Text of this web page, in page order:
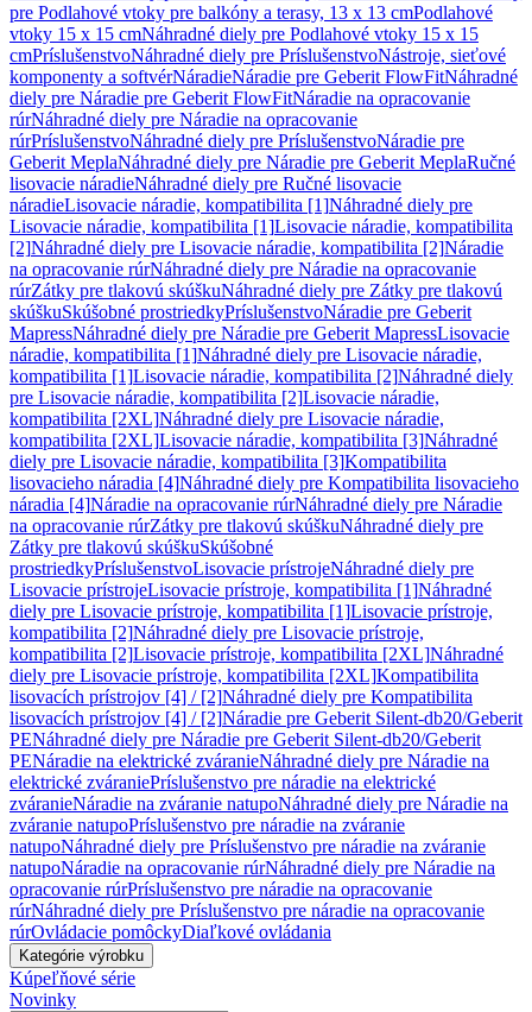
pre Podlahové vtoky pre balkóny a terasy, 13 x 13 cmPodlahové
vtoky 15 x 15 cmNáhradné diely pre Podlahové vtoky 15 x 15
cmPríslušenstvoNáhradné diely pre PríslušenstvoNástroje, sieťové
komponenty a softvérNáradieNáradie pre Geberit FlowFitNáhradné
diely pre Náradie pre Geberit FlowFitNáradie na opracovanie
rúrNáhradné diely pre Náradie na opracovanie
rúrPríslušenstvoNáhradné diely pre PríslušenstvoNáradie pre
Geberit MeplaNáhradné diely pre Náradie pre Geberit MeplaRučné
lisovacie náradieNáhradné diely pre Ručné lisovacie
náradieLisovacie náradie, kompatibilita [1]Náhradné diely pre
Lisovacie náradie, kompatibilita [1]Lisovacie náradie, kompatibilita
[2]Náhradné diely pre Lisovacie náradie, kompatibilita [2]Náradie
na opracovanie rúrNáhradné diely pre Náradie na opracovanie
rúrZátky pre tlakovú skúškuNáhradné diely pre Zátky pre tlakovú
skúškuSkúšobné prostriedkyPríslušenstvoNáradie pre Geberit
MapressNáhradné diely pre Náradie pre Geberit MapressLisovacie
náradie, kompatibilita [1]Náhradné diely pre Lisovacie náradie,
kompatibilita [1]Lisovacie náradie, kompatibilita [2]Náhradné diely
pre Lisovacie náradie, kompatibilita [2]Lisovacie náradie,
kompatibilita [2XL]Náhradné diely pre Lisovacie náradie,
kompatibilita [2XL]Lisovacie náradie, kompatibilita [3]Náhradné
diely pre Lisovacie náradie, kompatibilita [3]Kompatibilita
lisovacieho náradia [4]Náhradné diely pre Kompatibilita lisovacieho
náradia [4]Náradie na opracovanie rúrNáhradné diely pre Náradie
na opracovanie rúrZátky pre tlakovú skúškuNáhradné diely pre
Zátky pre tlakovú skúškuSkúšobné
prostriedkyPríslušenstvoLisovacie prístrojeNáhradné diely pre
Lisovacie prístrojeLisovacie prístroje, kompatibilita [1]Náhradné
diely pre Lisovacie prístroje, kompatibilita [1]Lisovacie prístroje,
kompatibilita [2]Náhradné diely pre Lisovacie prístroje,
kompatibilita [2]Lisovacie prístroje, kompatibilita [2XL]Náhradné
diely pre Lisovacie prístroje, kompatibilita [2XL]Kompatibilita
lisovacích prístrojov [4] / [2]Náhradné diely pre Kompatibilita
lisovacích prístrojov [4] / [2]Náradie pre Geberit Silent-db20/Geberit
PENáhradné diely pre Náradie pre Geberit Silent-db20/Geberit
PENáradie na elektrické zváranieNáhradné diely pre Náradie na
elektrické zváraniePríslušenstvo pre náradie na elektrické
zváranieNáradie na zváranie natupoNáhradné diely pre Náradie na
zváranie natupoPríslušenstvo pre náradie na zváranie
natupoNáhradné diely pre Príslušenstvo pre náradie na zváranie
natupoNáradie na opracovanie rúrNáhradné diely pre Náradie na
opracovanie rúrPríslušenstvo pre náradie na opracovanie
rúrNáhradné diely pre Príslušenstvo pre náradie na opracovanie
rúrOvládacie pomôckyDiaľkové ovládania
Kategórie výrobku
Kúpeľňové série
Novinky